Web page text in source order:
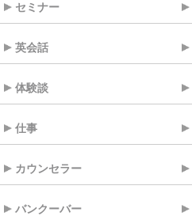
セミナー
英会話
体験談
仕事
カウンセラー
バンクーバー